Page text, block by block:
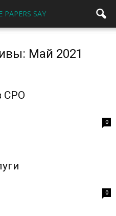
Май 2021
СРО
0
0